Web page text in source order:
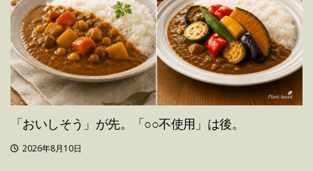
「おいしそう」が先。「○○不使用」は後。
2026年8月10日